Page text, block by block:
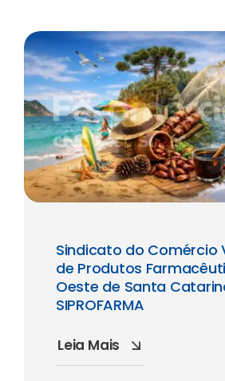
Sindicato do Comércio
de Produtos
Oeste de Santa
SIPROFARMA
Leia Mais